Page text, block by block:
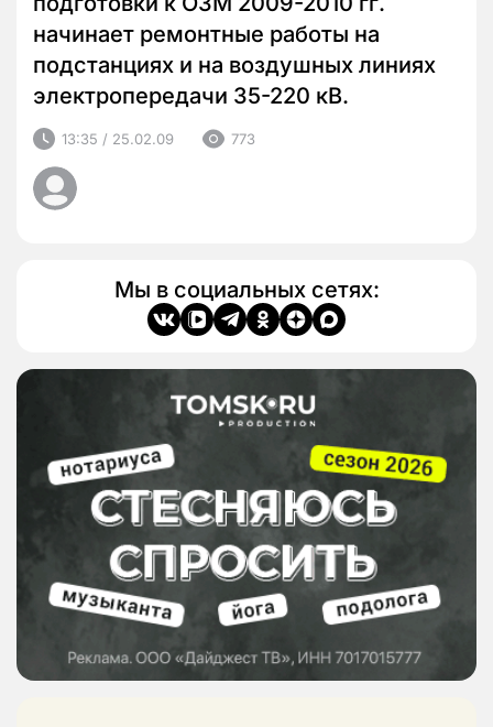
начинает ремонтные работы на
подстанциях и на воздушных линиях
электропередачи 35-220 кВ.
13:35 / 25.02.09 773
Мы в социальных сетях: